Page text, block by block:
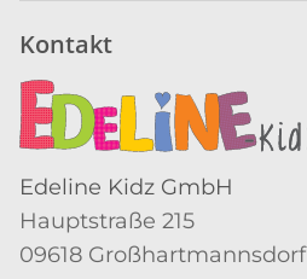
Kontakt
Edeline Kidz GmbH
Hauptstraße 215
09618 Großhartmannsdorf